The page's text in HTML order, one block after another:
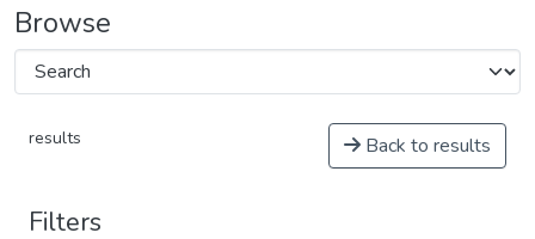
Browse
results Back to results
Filters